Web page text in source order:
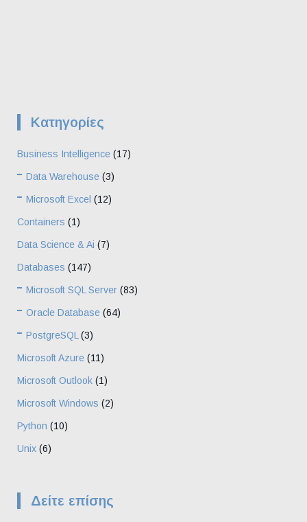
Kατηγορίες
Business Intelligence (17)
Data Warehouse (3)
Microsoft Excel (12)
Containers (1)
Data Science & Ai (7)
Databases (147)
Microsoft SQL Server (83)
Oracle Database (64)
PostgreSQL (3)
Microsoft Azure (11)
Microsoft Outlook (1)
Microsoft Windows (2)
Python (10)
Unix (6)
Δείτε επίσης